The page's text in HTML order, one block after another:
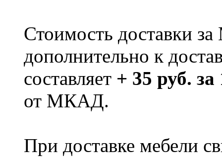
Стоимость доставки
дополнительно к
составляет + 35 руб.
от МКАД.
При доставке мебели